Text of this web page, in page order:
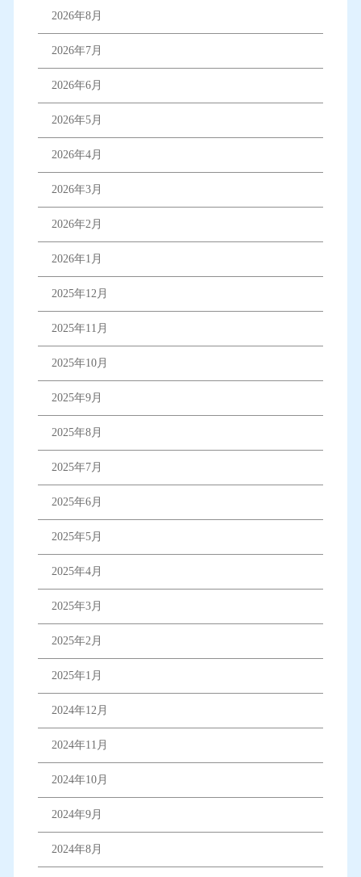
2026年8月
2026年7月
2026年6月
2026年5月
2026年4月
2026年3月
2026年2月
2026年1月
2025年12月
2025年11月
2025年10月
2025年9月
2025年8月
2025年7月
2025年6月
2025年5月
2025年4月
2025年3月
2025年2月
2025年1月
2024年12月
2024年11月
2024年10月
2024年9月
2024年8月